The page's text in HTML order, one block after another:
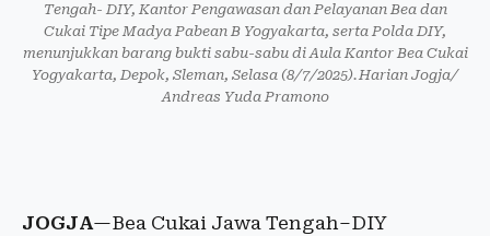
Tengah- DIY, Kantor Pengawasan dan Pelayanan Bea dan
Cukai Tipe Madya Pabean B Yogyakarta, serta Polda DIY,
menunjukkan barang bukti sabu-sabu di Aula Kantor Bea Cukai
Yogyakarta, Depok, Sleman, Selasa (8/7/2025).Harian Jogja/
Andreas Yuda Pramono
JOGJA—Bea Cukai Jawa Tengah–DIY